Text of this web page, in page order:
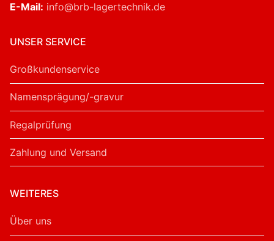
E-Mail: info@brb-lagertechnik.de
UNSER SERVICE
Großkundenservice
Namensprägung/-gravur
Regalprüfung
Zahlung und Versand
WEITERES
Über uns